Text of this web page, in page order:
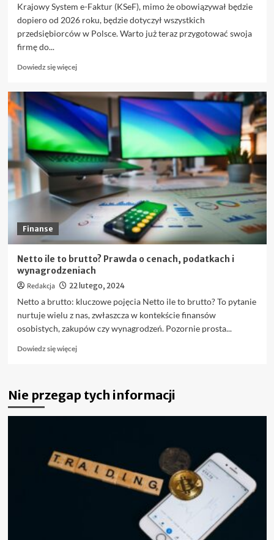
Krajowy System e-Faktur (KSeF), mimo że obowiązywał będzie
dopiero od 2026 roku, będzie dotyczył wszystkich
przedsiębiorców w Polsce. Warto już teraz przygotować swoja
firmę do...
Dowiedz się więcejDowiedz
Jak
zacząć
korzystać
z
KSeF:
Krok
po
Finanse
Netto ile to brutto? Prawda o cenach, podatkach i
wynagrodzeniach
Redakcja 22 lutego, 2024
Netto a brutto: kluczowe pojęcia Netto ile to brutto? To pytanie
nurtuje wielu z nas, zwłaszcza w kontekście finansów
osobistych, zakupów czy wynagrodzeń. Pozornie prosta...
Dowiedz się więcejDowiedz
Netto
ile
to
cenach,
podatkach
Nie przegap tych informacji